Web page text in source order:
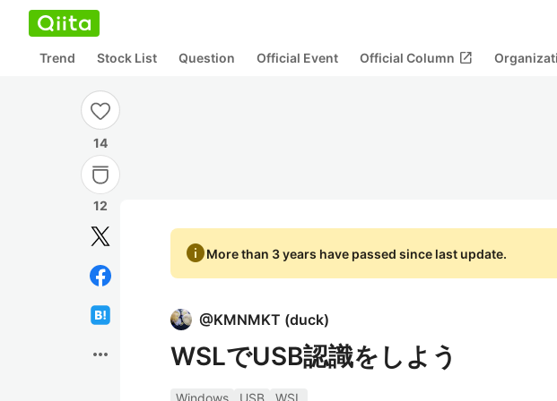
Trend Stock List Question Official Event Official Column open_in_new
14
12
more_horiz
infoMore than 3 years have passed since last update.
@KMNMKT (duck)
WSLでUSB認識をしよう
Windows USB
WSL